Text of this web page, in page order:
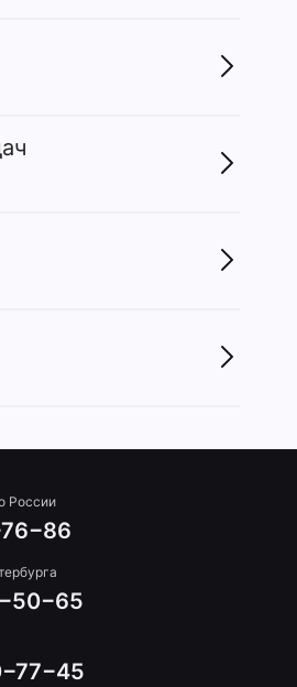
России